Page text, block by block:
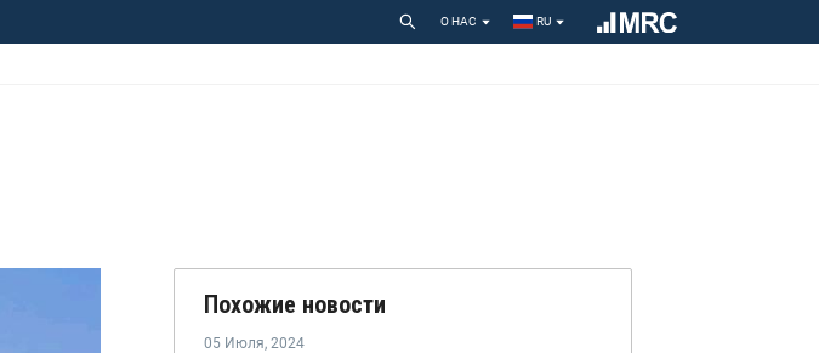
О НАС RU
Похожие новости
05 Июля, 2024